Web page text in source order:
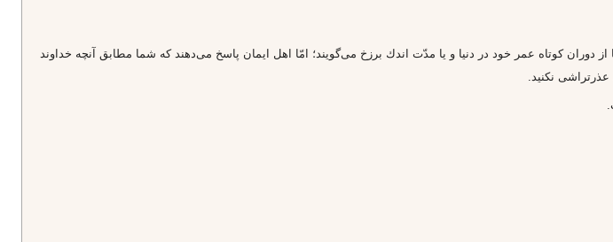
دوران كوتاه عمر خود در دنيا و يا مدّت اندك برزخ مى‌گويند؛ امّا اهل ايمان پاسخ مى‌دهند كه شما مطابق آنچه خداوند
نكنيد.